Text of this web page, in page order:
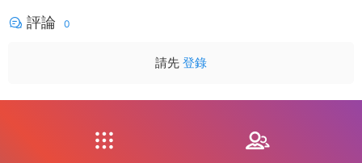
評論 0
請先 登錄